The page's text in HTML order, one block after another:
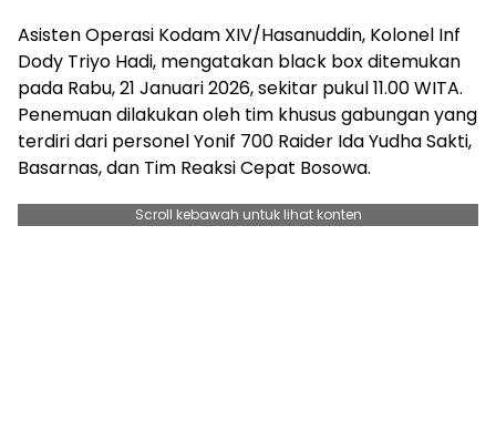
Asisten Operasi Kodam XIV/Hasanuddin, Kolonel Inf
Dody Triyo Hadi, mengatakan black box ditemukan
pada Rabu, 21 Januari 2026, sekitar pukul 11.00 WITA.
Penemuan dilakukan oleh tim khusus gabungan yang
terdiri dari personel Yonif 700 Raider Ida Yudha Sakti,
Basarnas, dan Tim Reaksi Cepat Bosowa.
Scroll kebawah untuk lihat konten